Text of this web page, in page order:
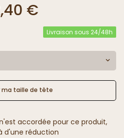
€
Livraison sous 24/48h
ma taille de tête
accordée pour ce produit,
d'une réduction